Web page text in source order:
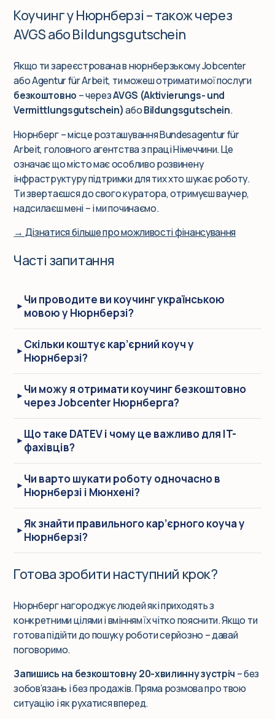
Коучинг у Нюрнберзі – також через
AVGS або Bildungsgutschein
Якщо ти зареєстрована в нюрнберзькому Jobcenter
або Agentur für Arbeit, ти можеш отримати мої послуги
безкоштовно – черезAVGS (Aktivierungs- und
Vermittlungsgutschein)абоBildungsgutschein.
Нюрнберг – місце розташування Bundesagentur für
Arbeit, головного агентства з праці Німеччини. Це
означає що місто має особливо розвинену
інфраструктуру підтримки для тих хто шукає роботу.
Ти звертаєшся до свого куратора, отримуєш ваучер,
надсилаєш мені – і ми починаємо.
→ Дізнатися більше про можливості фінансування
Часті запитання
Чи проводите ви коучинг українською
мовою у Нюрнберзі?
Скільки коштує кар’єрний коуч у
Нюрнберзі?
Чи можу я отримати коучинг безкоштовно
через Jobcenter Нюрнберга?
Що таке DATEV і чому це важливо для IT-
фахівців?
Чи варто шукати роботу одночасно в
Нюрнберзі і Мюнхені?
Як знайти правильного кар’єрного коуча у
Нюрнберзі?
Готова зробити наступний крок?
Нюрнберг нагороджує людей які приходять з
конкретними цілями і вмінням їх чітко пояснити. Якщо ти
готова підійти до пошуку роботи серйозно – давай
поговоримо.
Запишись на безкоштовну 20-хвилинну зустріч – без
зобов’язань і без продажів. Пряма розмова про твою
ситуацію і як рухатися вперед.